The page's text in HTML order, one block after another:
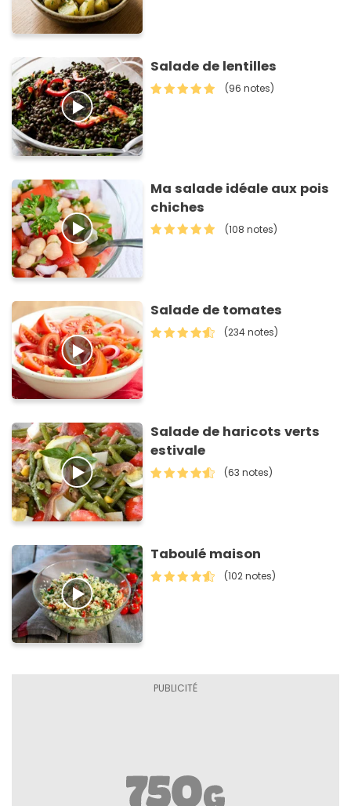
Salade de lentilles
(96 notes)
Ma salade idéale aux pois
chiches
(108 notes)
Salade de tomates
(234 notes)
Salade de haricots verts
estivale
(63 notes)
Taboulé maison
(102 notes)